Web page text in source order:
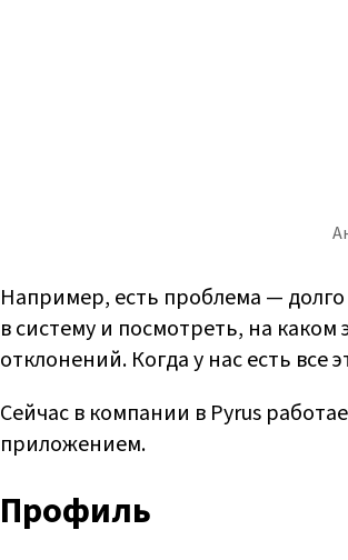
Например, есть проблема —
в систему и посмотреть, на каком
отклонений. Когда у нас есть все
Сейчас в компании в Pyrus
приложением.
Профиль